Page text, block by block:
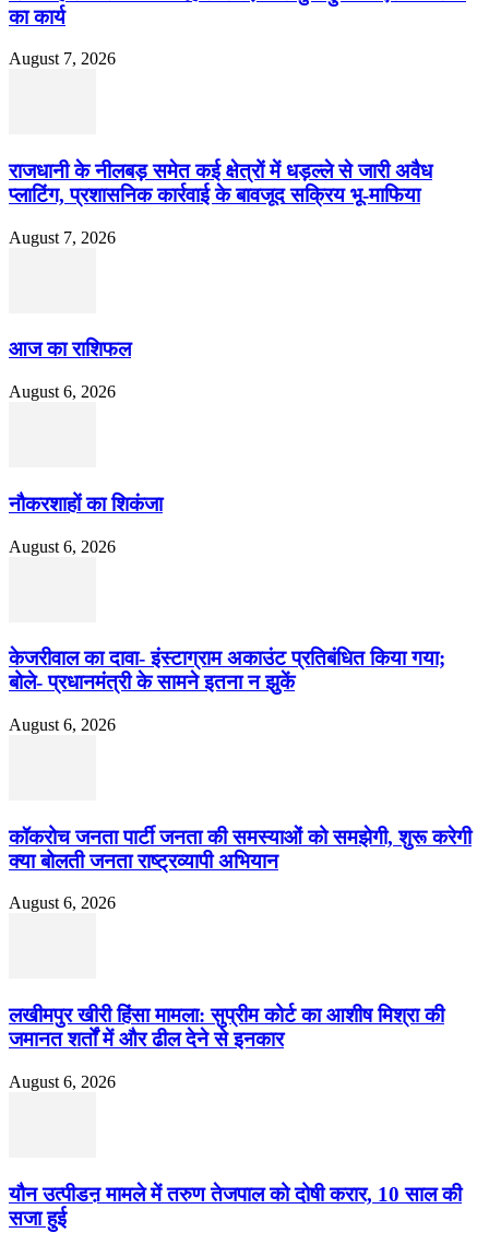
का कार्य
August 7, 2026
राजधानी के नीलबड़ समेत कई क्षेत्रों में धड़ल्ले से जारी अवैध
प्लाटिंग, प्रशासनिक कार्रवाई के बावजूद सक्रिय भू-माफिया
August 7, 2026
आज का राशिफल
August 6, 2026
नौकरशाहों का शिकंजा
August 6, 2026
केजरीवाल का दावा- इंस्टाग्राम अकाउंट प्रतिबंधित किया गया;
बोले- प्रधानमंत्री के सामने इतना न झुकें
August 6, 2026
कॉकरोच जनता पार्टी जनता की समस्याओं को समझेगी, शुरू करेगी
क्या बोलती जनता राष्ट्रव्यापी अभियान
August 6, 2026
लखीमपुर खीरी हिंसा मामला: सुप्रीम कोर्ट का आशीष मिश्रा की
जमानत शर्तों में और ढील देने से इनकार
August 6, 2026
यौन उत्पीडऩ मामले में तरुण तेजपाल को दोषी करार, 10 साल की
सजा हुई